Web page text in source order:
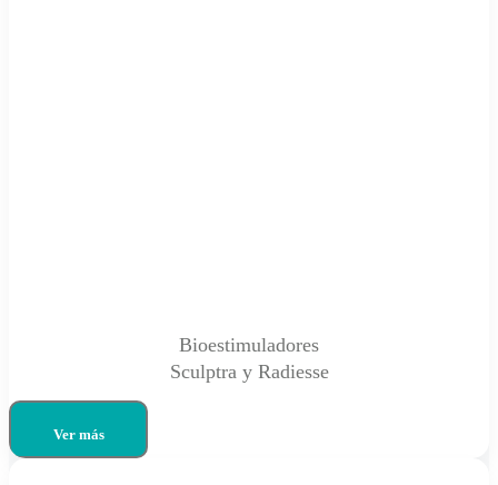
Bioestimuladores
Sculptra y Radiesse
Ver más